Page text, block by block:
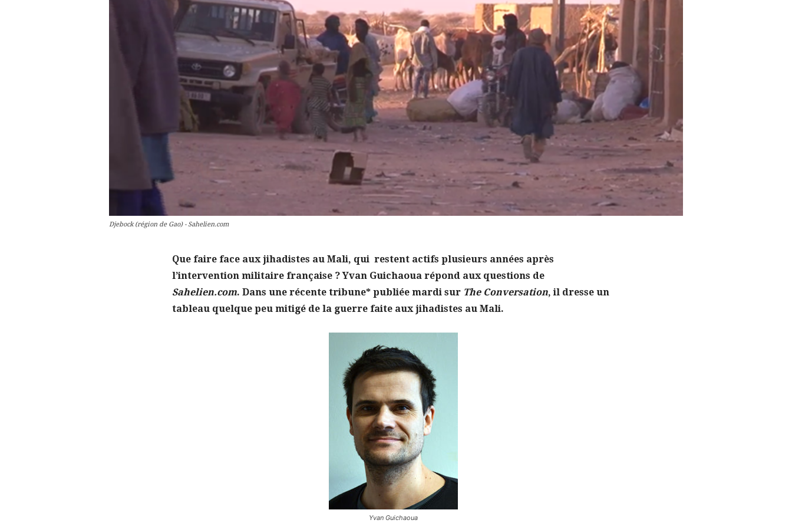
Djebock (région de Gao) - Sahelien.com
Que faire face aux jihadistes au Mali, qui restent actifs plusieurs années après
l’intervention militaire française ? Yvan Guichaoua répond aux questions de
Sahelien.com. Dans une récente tribune* publiée mardi sur The Conversation, il dresse un
tableau quelque peu mitigé de la guerre faite aux jihadistes au Mali.
Yvan Guichaoua